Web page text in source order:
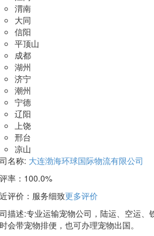
渭南
大同
信阳
平顶山
成都
湖州
济宁
潮州
宁德
辽阳
上饶
邢台
凉山
名称: 大连渤海环球国际物流有限公司
率： 100.0%
评价 ：服务细致更多评价
描述:专业运输宠物公司，陆运、空运
会带宠物排便，也可办理宠物出国。